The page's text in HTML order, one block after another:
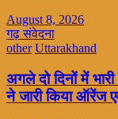
August 8, 2026
गढ़ संवेदना
other Uttarakhand
अगले दो दिनों में
ने जारी किया ऑरेंज